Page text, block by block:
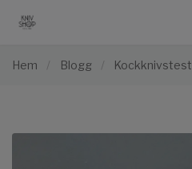
Hem / Blogg / Kockknivstest